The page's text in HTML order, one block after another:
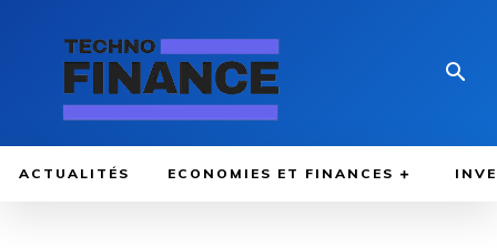
ACTUALITÉS ECONOMIES ET FINANCES